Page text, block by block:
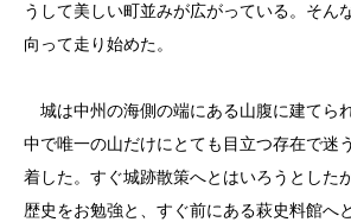
うして美しい町並みが広がっている。そん
向って走り始めた。
城は中州の海側の端にある山腹に建てら
中で唯一の山だけにとても目立つ存在で迷
着した。すぐ城跡散策へとはいろうとした
歴史をお勉強と、すぐ前にある萩史料館へ